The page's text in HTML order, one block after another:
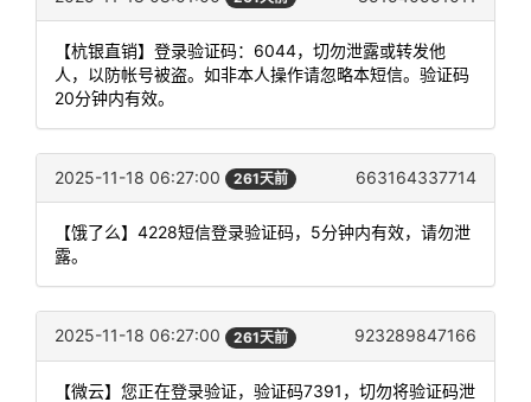
【杭银直销】登录验证码：6044，切勿泄露或转发他
人，以防帐号被盗。如非本人操作请忽略本短信。验证码
20分钟内有效。
2025-11-18 06:27:00 261天前 663164337714
【饿了么】4228短信登录验证码，5分钟内有效，请勿泄
露。
2025-11-18 06:27:00 261天前 923289847166
【微云】您正在登录验证，验证码7391，切勿将验证码泄